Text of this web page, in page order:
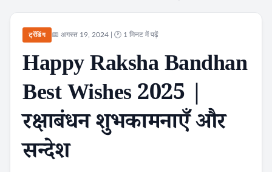
ट्रेंडिंग 📅 अगस्त 19, 2024 | 🕐 1 मिनट में पढ़ें
Happy Raksha Bandhan
Best Wishes 2025 |
रक्षाबंधन शुभकामनाएँ और
सन्देश